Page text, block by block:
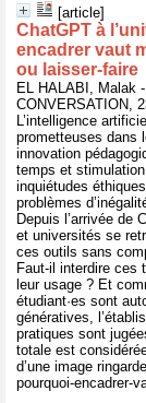
[article]
ChatGPT à
encadrer vaut
ou laisser-faire
EL HALABI, Malak
CONVERSATION,
L’intelligence
prometteuses dans
innovation
temps et
inquiétudes
problèmes
Depuis l’arrivée de
et universités se
ces outils sans
Faut-il interdire ces
leur usage ? Et
étudiant·es sont
génératives,
pratiques sont
totale est
d’une image
pourquoi-encadrer-